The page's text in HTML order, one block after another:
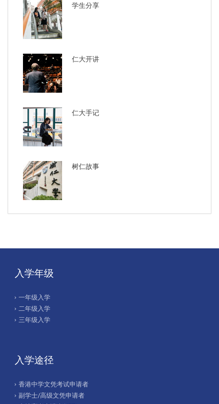
学生分享
仁大开讲
仁大手记
树仁故事
入学年级
一年级入学
二年级入学
三年级入学
入学途径
香港中学文凭考试申请者
副学士/高级文凭申请者